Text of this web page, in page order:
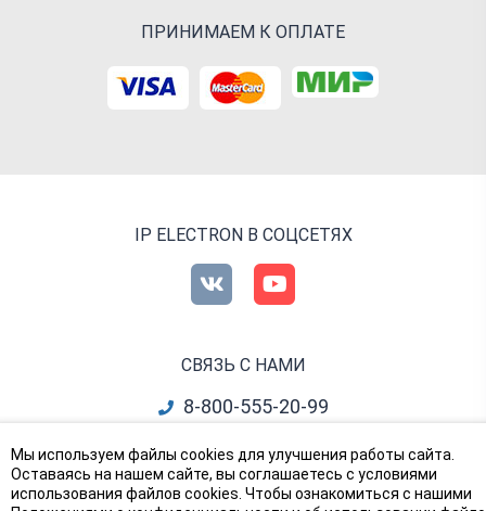
ПРИНИМАЕМ К ОПЛАТЕ
IP ELECTRON В СОЦСЕТЯХ
СВЯЗЬ С НАМИ
8-800-555-20-99
все контакты
Мы используем файлы cookies для улучшения работы сайта.
Оставаясь на нашем сайте, вы соглашаетесь с условиями
использования файлов cookies. Чтобы ознакомиться с нашими